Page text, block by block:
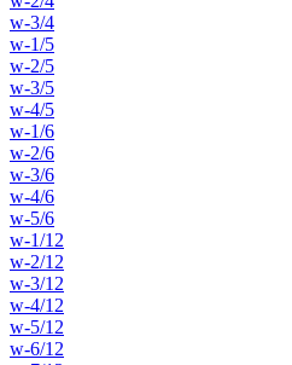
w-3/4
w-1/5
w-2/5
w-3/5
w-4/5
w-1/6
w-2/6
w-3/6
w-4/6
w-5/6
w-1/12
w-2/12
w-3/12
w-4/12
w-5/12
w-6/12